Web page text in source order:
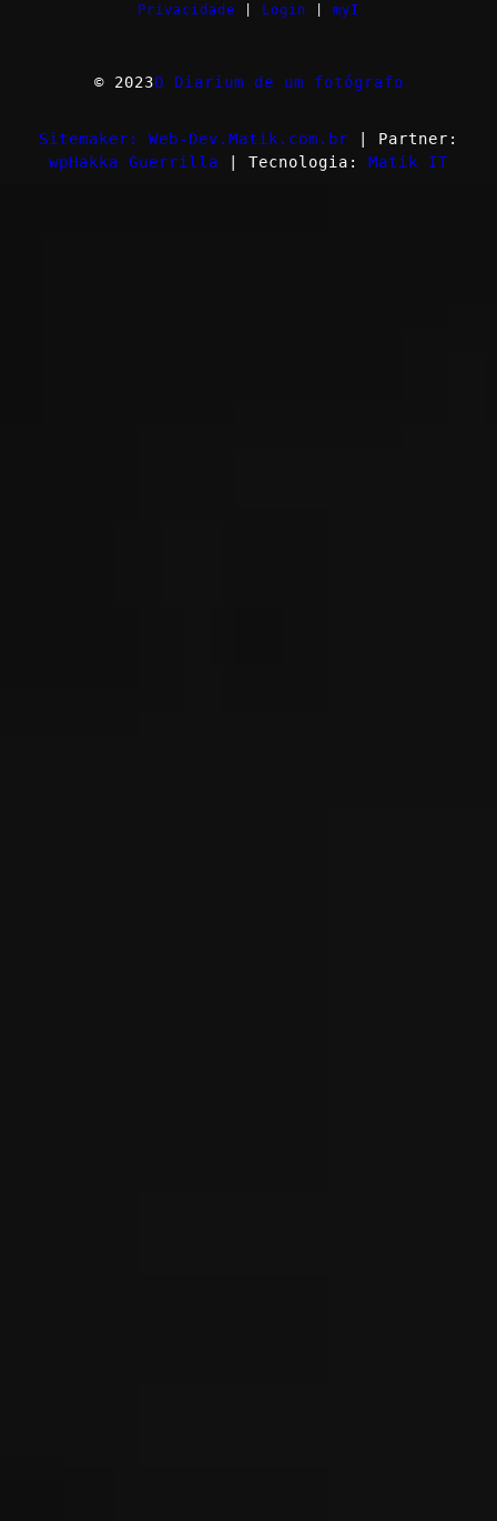
Privacidade
Login myI
© 2023O Diarium de um fotógrafo
Sitemaker: Web-Dev.Matik.com.br | Partner:
wpHakka Guerrilla | Tecnologia: Matik IT